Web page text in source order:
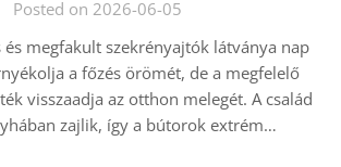
Posted on 2026-06-05
megfakult szekrényajtók látványa nap
a főzés örömét, de a megfelelő
visszaadja az otthon melegét. A család
zajlik, így a bútorok extrém…